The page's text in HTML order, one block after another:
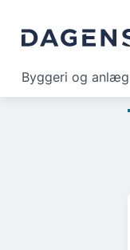
Byggeri og anlæg